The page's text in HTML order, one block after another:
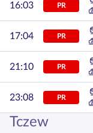
16:03 PR
17:04 PR
21:10 PR
23:08 PR
Tczew